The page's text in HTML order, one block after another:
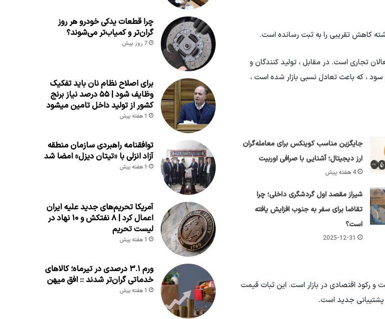
تجاری است. در مقابل ، تولید کنندگان و
، که باعث تعادل نسبی بازار شده است ،
جایگزین مناسب کوینکس برای معامله‌گران
ارز دیجیتال؛ آشنایی با صرافی اوربیت
4 هفته پیش
شیراز مقصد اول گردشگری داخلی؛ چرا
تقاضا برای سفر به جنوب افزایش یافته
است؟
2025-12-31
و رکود اقتصادی در بازار است. این ثبات قیمت
پشتیبانی جدید است.
چرا قطعات یدکی خودرو هر روز
گران‌تر و کمیاب‌تر می‌شوند؟
7 روز پیش
برای اصلاح نظام نان باید تفکیک
وظایف شود | ۵۵ درصد نیاز برنج
کشور از تولید داخل تامین میشود
1 هفته پیش
توافقنامه راهبردی سازمان منطقه
آزاد انزلی با «تیتان دیزل» امضا شد
1 هفته پیش
آمریکا تحریم‌های جدید علیه ایران
اعمال کرد | ۸ نفتکش و ۱۰ نهاد در
لیست تحریم
1 هفته پیش
ورم ۳.۱ درصدی در تیرماه؛ کالاهای
خدماتی گران‌تر شدند :: افق میهن
1 هفته پیش